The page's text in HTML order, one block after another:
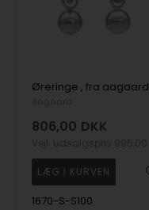
Øreringe , fra aagaard
806,00 DKK
1670-S-S100